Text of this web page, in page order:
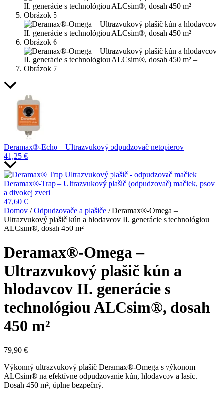
Deramax®-Echo – Ultrazvukový odpudzovač netopierov
41,25 €
Deramax®-Trap – Ultrazvukový plašič (odpudzovač) mačiek, psov
a divokej zveri
47,60 €
Domov /Odpudzovače a plašiče / Deramax®-Omega –
Ultrazvukový plašič kún a hlodavcov II. generácie s technológiou
ALCsim®, dosah 450 m²
Deramax®-Omega –
Ultrazvukový plašič kún a
hlodavcov II. generácie s
technológiou ALCsim®, dosah
450 m²
79,90 €
Výkonný ultrazvukový plašič Deramax®-Omega s výkonom
ALCsim® na efektívne odpudzovanie kún, hlodavcov a lasíc.
Dosah 450 m², úplne bezpečný.